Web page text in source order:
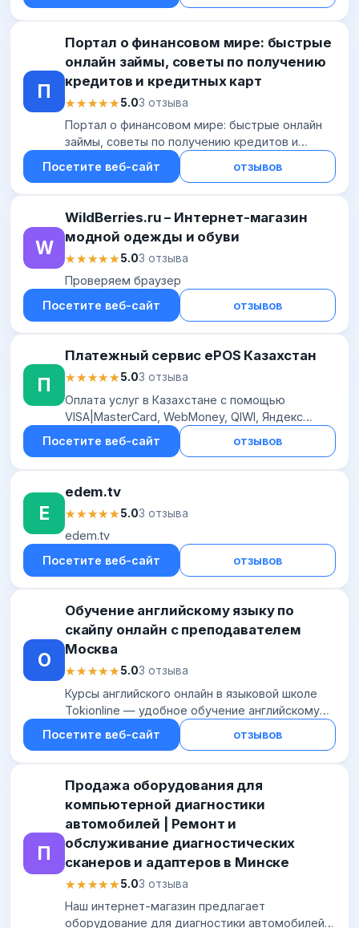
П
Портал о финансовом мире: быстрые
онлайн займы, советы по получению
кредитов и кредитных карт
★★★★★
★★★★★5.03 отзыва
Портал о финансовом мире: быстрые онлайн
займы, советы по получению кредитов и
кредитных карт
Посетите веб-сайт отзывов
W
WildBerries.ru – Интернет-магазин
модной одежды и обуви
★★★★★
★★★★★5.03 отзыва
Проверяем браузер
Посетите веб-сайт
отзывов
П
Платежный сервис ePOS Казахстан
★★★★★
★★★★★5.03 отзыва
Оплата услуг в Казахстане с помощью
VISA|MasterCard, WebMoney, QIWI, Яндекс
Посетите веб-сайт отзывов
E
edem.tv
★★★★★
★★★★★5.03 отзыва
edem.tv
Посетите веб-сайт
отзывов
О
Обучение английскому языку по
скайпу онлайн с преподавателем
Москва
★★★★★
★★★★★5.03 отзыва
Курсы английского онлайн в языковой школе
Tokionline — удобное обучение английскому
языку онлайн в Москве. Уроки с опытными
преподавателями и дистанционные занятия
Посетите веб-сайт отзывов
П
Продажа оборудования для
компьютерной диагностики
автомобилей | Ремонт и
обслуживание диагностических
сканеров и адаптеров в Минске
★★★★★
★★★★★5.03 отзыва
Наш интернет-магазин предлагает
оборудование для диагностики автомобилей в